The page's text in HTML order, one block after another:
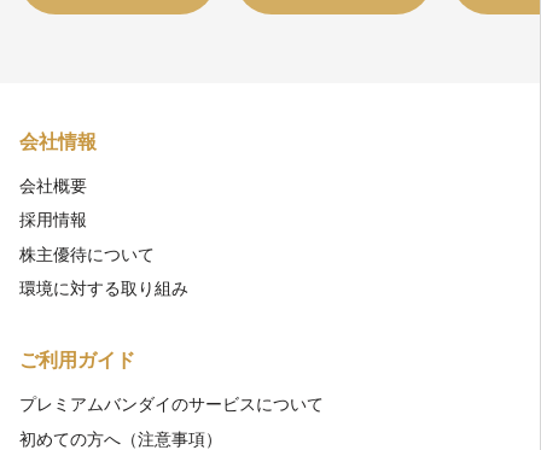
会社情報
会社概要
採用情報
株主優待について
環境に対する取り組み
ご利用ガイド
プレミアムバンダイのサービスについて
初めての方へ（注意事項）